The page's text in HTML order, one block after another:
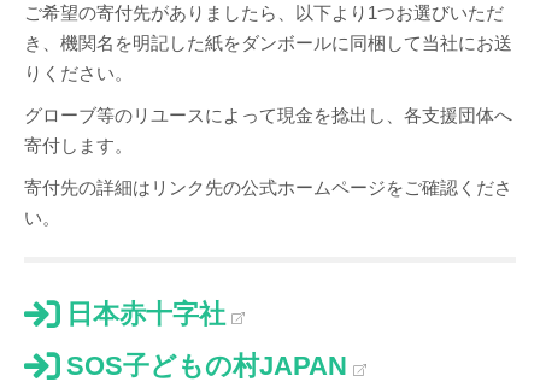
ご希望の寄付先がありましたら、以下より1つお選びいただ
き、機関名を明記した紙をダンボールに同梱して当社にお送
りください。
グローブ等のリユースによって現金を捻出し、各支援団体へ
寄付します。
寄付先の詳細はリンク先の公式ホームページをご確認くださ
い。
日本赤十字社
SOS子どもの村JAPAN